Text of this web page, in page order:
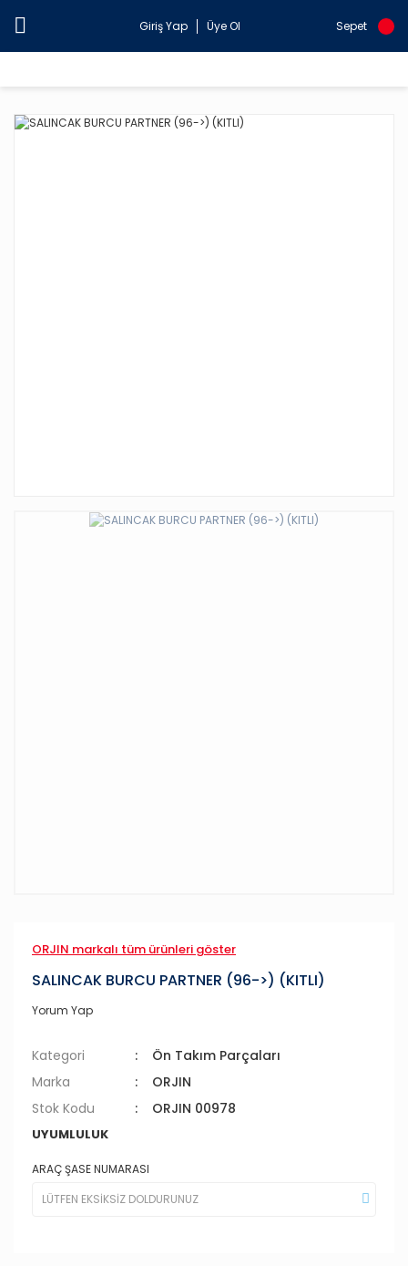
Giriş Yap Üye Ol Sepet
ORJIN markalı tüm ürünleri göster
SALINCAK BURCU PARTNER (96->) (KITLI)
Yorum Yap
Kategori
Ön Takım Parçaları
Marka
ORJIN
Stok Kodu
ORJIN 00978
UYUMLULUK
ARAÇ ŞASE NUMARASI